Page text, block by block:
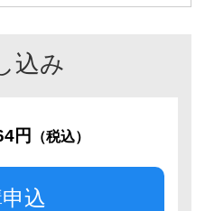
込み
円 （税込）
込